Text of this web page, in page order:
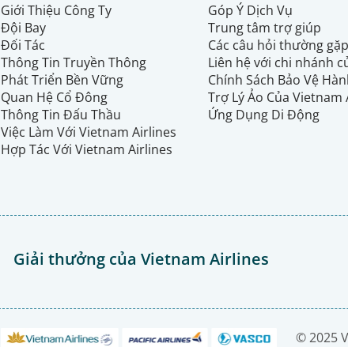
Giới Thiệu Công Ty
Đội Bay
Đối Tác
Thông Tin Truyền Thông
Phát Triển Bền Vững
Quan Hệ Cổ Đông
Thông Tin Đấu Thầu
Việc Làm Với Vietnam Airlines
Hợp Tác Với Vietnam Airlines
Góp Ý Dịch Vụ
Trung tâm trợ giúp
Các câu hỏi thường
Liên hệ với chi nhánh
Chính Sách Bảo Vệ
Trợ Lý Ảo Của Vietnam
Ứng Dụng Di Động
Giải thưởng của Vietnam Airlines
© 2025